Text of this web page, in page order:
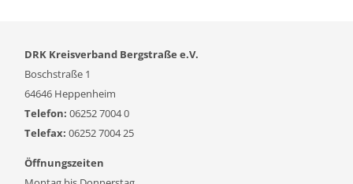
DRK Kreisverband Bergstraße e.V.
Boschstraße 1
64646 Heppenheim
Telefon: 06252 7004 0
Telefax: 06252 7004 25
Öffnungszeiten